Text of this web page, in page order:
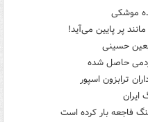
موشکی
پر پایین می‌آید!
حسینی
حاصل شده
ترابزون اسپور
ایران
فاجعه بار کرده است